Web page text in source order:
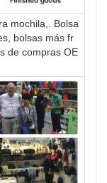
mochila,. Bolsa
bolsas más fr
de compras OE